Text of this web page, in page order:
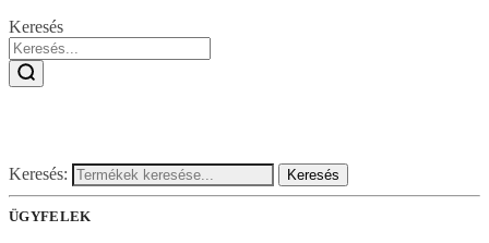
Keresés
Keresés: Keresés
ÜGYFELEK